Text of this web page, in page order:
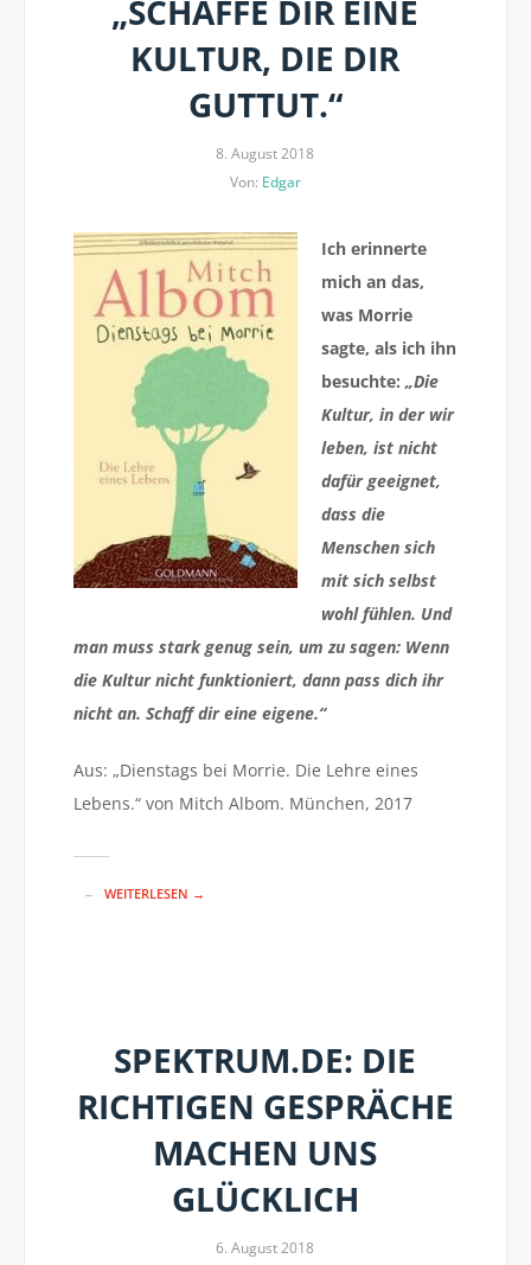
„SCHAFFE DIR EINE
KULTUR, DIE DIR
GUTTUT.“
8. August 2018
Von: Edgar
Ich erinnerte
mich an das,
was Morrie
sagte, als ich ihn
besuchte: „Die
Kultur, in der wir
leben, ist nicht
dafür geeignet,
dass die
Menschen sich
mit sich selbst
wohl fühlen. Und
man muss stark genug sein, um zu sagen: Wenn
die Kultur nicht funktioniert, dann pass dich ihr
nicht an. Schaff dir eine eigene.“
Aus: „Dienstags bei Morrie. Die Lehre eines
Lebens.“ von Mitch Albom. München, 2017
WEITERLESEN →
SPEKTRUM.DE: DIE
RICHTIGEN GESPRÄCHE
MACHEN UNS
GLÜCKLICH
6. August 2018